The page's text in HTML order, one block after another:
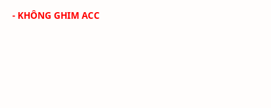
- KHÔNG GHIM ACC